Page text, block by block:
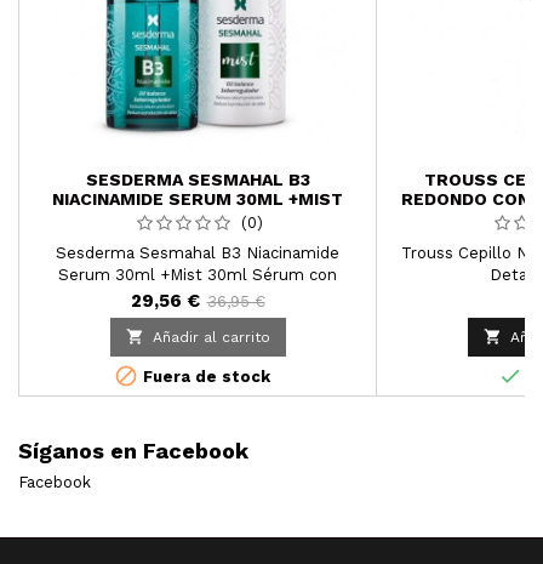
SESDERMA SESMAHAL B3
NIACINAMIDE SERUM 30ML +MIST
30ML
(0)
Sesderma Sesmahal B3 Niacinamide
Serum 30ml +Mist 30ml Sérum con
vitamina B3 formulado a partir de ácido
hialurónico de tres pesos moleculares,
grafeno carbon (sesgrafeno) y
NIACINAMIDA, un derivado de la vitamina
B3, que puede ser tu mayor aliado para
29,56 € 36,95 €

Añadir al carrito
 Fuera de stock
TROUSS
REDONDO CON
Trouss Cepillo


Síganos en Facebook
Facebook